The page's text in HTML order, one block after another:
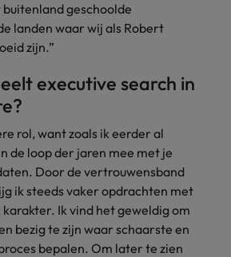
geschoolde
landen waar wij als Robert
zijn.”
executive search in
rol, want zoals ik eerder al
de loop der jaren mee met je
Door de vertrouwensband
ik steeds vaker opdrachten met
Ik vind het geweldig om
bezig te zijn waar schaarste en
bepalen. Om later te zien